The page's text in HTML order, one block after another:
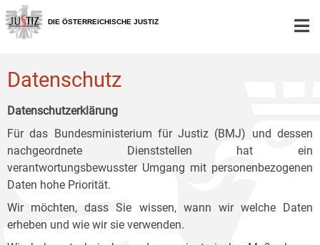
Zur
Hauptnavigation
[1]
Zum
Inhalt
[2]
Zum
Untermenü
[3]
DIE ÖSTERREICHISCHE JUSTIZ
Datenschutz
Datenschutzerklärung
Für das Bundesministerium für Justiz (BMJ) und dessen
nachgeordnete Dienststellen hat ein
verantwortungsbewusster Umgang mit personenbezogenen
Daten hohe Priorität.
Wir möchten, dass Sie wissen, wann wir welche Daten
erheben und wie wir sie verwenden.